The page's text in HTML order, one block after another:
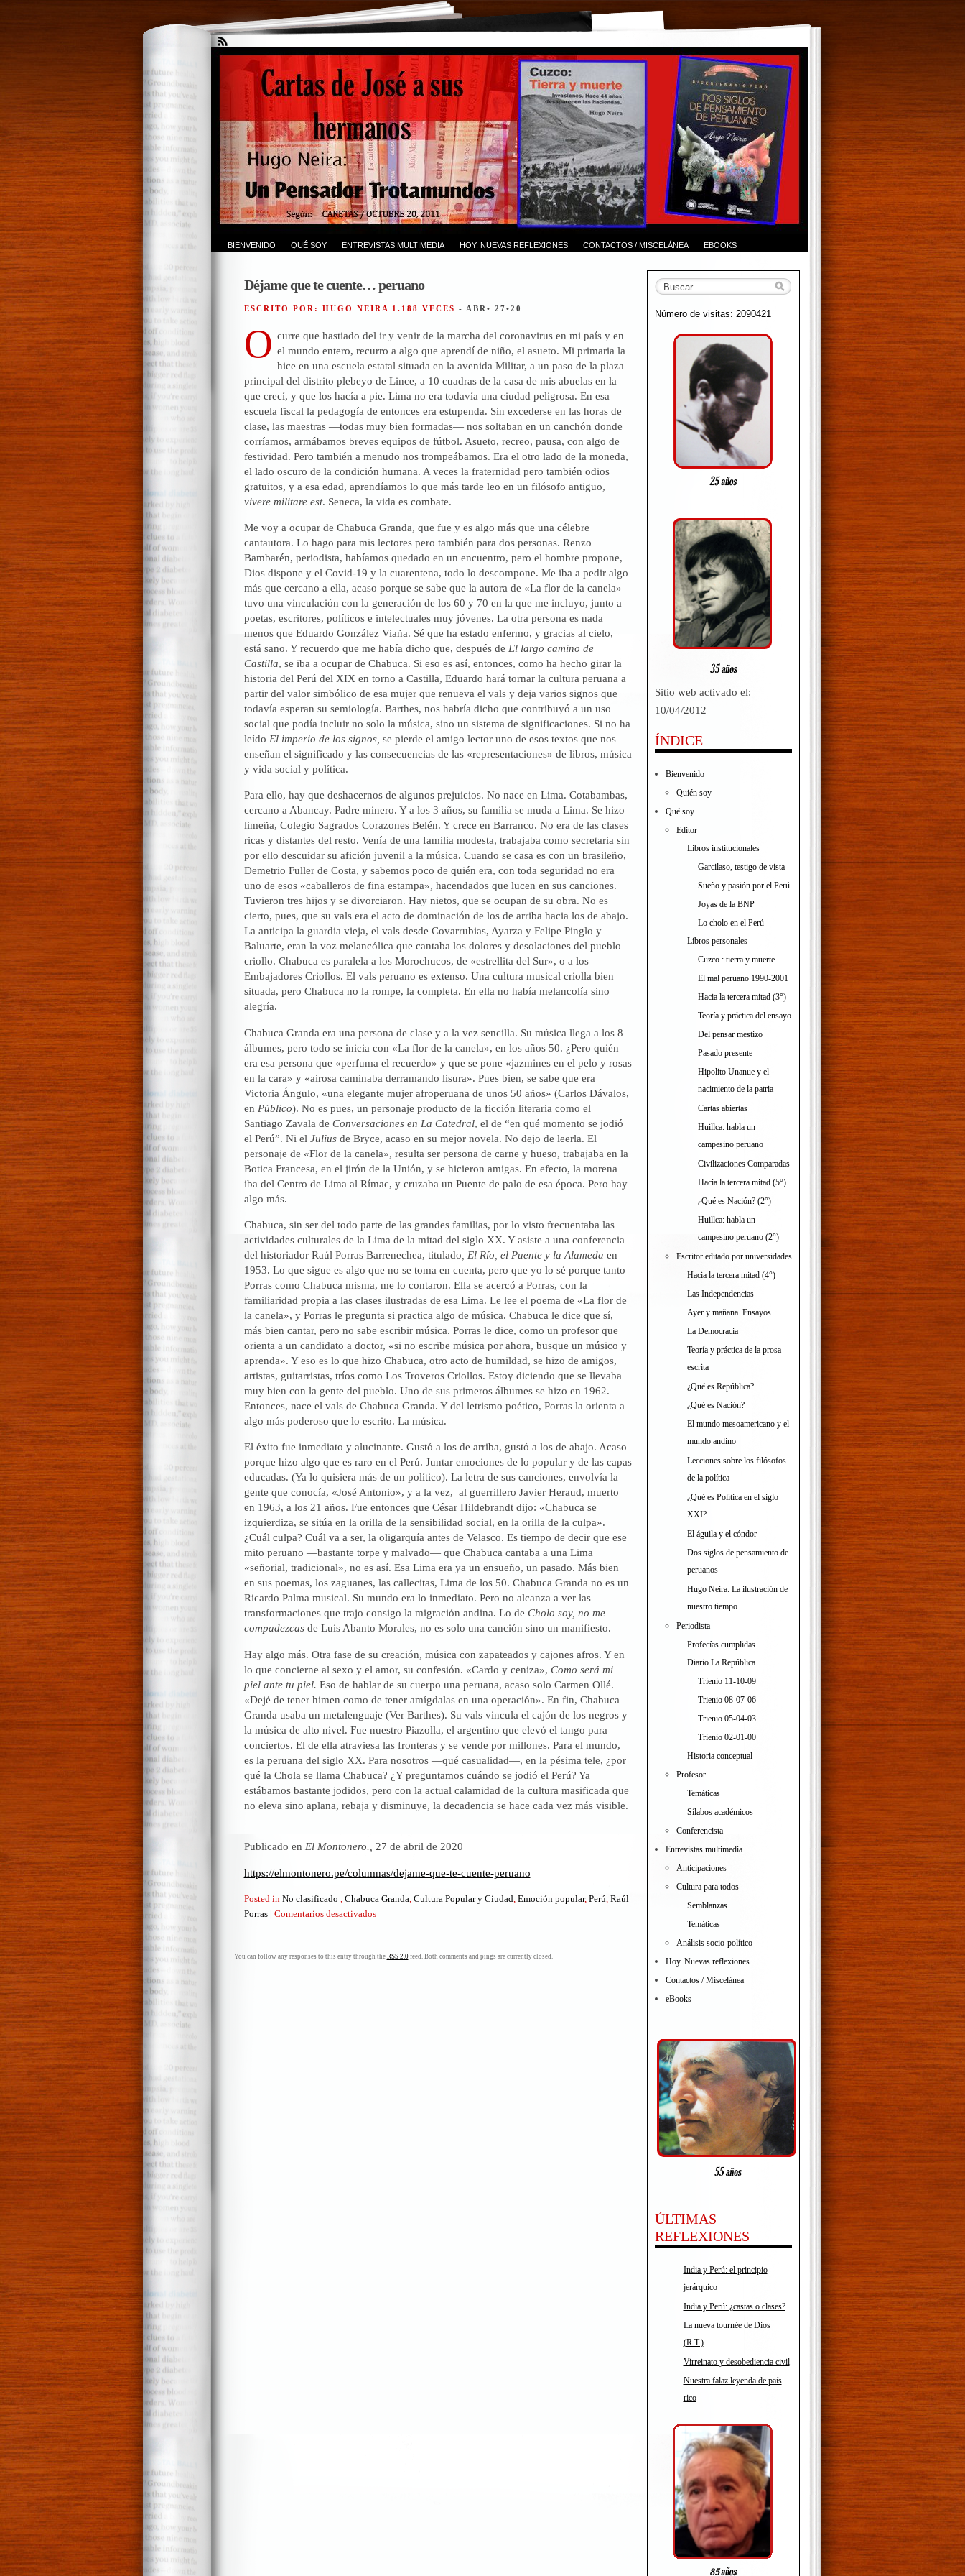
BIENVENIDO QUÉ SOY ENTREVISTAS MULTIMEDIA HOY. NUEVAS REFLEXIONES CONTACTOS / MISCELÁNEA EBOOKS
Déjame que te cuente… peruano
ESCRITO POR: HUGO NEIRA 1.188 VECES - ABR• 27•20
O curre que hastiado del ir y venir de la marcha del coronavirus en mi país y en
el mundo entero, recurro a algo que aprendí de niño, el asueto. Mi primaria la
hice en una escuela estatal situada en la avenida Militar, a un paso de la plaza
principal del distrito plebeyo de Lince, a 10 cuadras de la casa de mis abuelas en la
que crecí, y que los hacía a pie. Lima no era todavía una ciudad peligrosa. En esa
escuela fiscal la pedagogía de entonces era estupenda. Sin excederse en las horas de
clase, las maestras —todas muy bien formadas— nos soltaban en un canchón donde
corríamos, armábamos breves equipos de fútbol. Asueto, recreo, pausa, con algo de
festividad. Pero también a menudo nos trompeábamos. Era el otro lado de la moneda,
el lado oscuro de la condición humana. A veces la fraternidad pero también odios
gratuitos, y a esa edad, aprendíamos lo que más tarde leo en un filósofo antiguo,
vivere militare est. Seneca, la vida es combate.
Me voy a ocupar de Chabuca Granda, que fue y es algo más que una célebre
cantautora. Lo hago para mis lectores pero también para dos personas. Renzo
Bambarén, periodista, habíamos quedado en un encuentro, pero el hombre propone,
Dios dispone y el Covid-19 y la cuarentena, todo lo descompone. Me iba a pedir algo
más que cercano a ella, acaso porque se sabe que la autora de «La flor de la canela»
tuvo una vinculación con la generación de los 60 y 70 en la que me incluyo, junto a
poetas, escritores, políticos e intelectuales muy jóvenes. La otra persona es nada
menos que Eduardo González Viaña. Sé que ha estado enfermo, y gracias al cielo,
está sano. Y recuerdo que me había dicho que, después de El largo camino de
Castilla, se iba a ocupar de Chabuca. Si eso es así, entonces, como ha hecho girar la
historia del Perú del XIX en torno a Castilla, Eduardo hará tornar la cultura peruana a
partir del valor simbólico de esa mujer que renueva el vals y deja varios signos que
todavía esperan su semiología. Barthes, nos habría dicho que contribuyó a un uso
social que podía incluir no solo la música, sino un sistema de significaciones. Si no ha
leído El imperio de los signos, se pierde el amigo lector uno de esos textos que nos
enseñan el significado y las consecuencias de las «representaciones» de libros, música
y vida social y política.
Para ello, hay que deshacernos de algunos prejuicios. No nace en Lima. Cotabambas,
cercano a Abancay. Padre minero. Y a los 3 años, su familia se muda a Lima. Se hizo
limeña, Colegio Sagrados Corazones Belén. Y crece en Barranco. No era de las clases
ricas y distantes del resto. Venía de una familia modesta, trabajaba como secretaria sin
por ello descuidar su afición juvenil a la música. Cuando se casa es con un brasileño,
Demetrio Fuller de Costa, y sabemos poco de quién era, con toda seguridad no era
uno de esos «caballeros de fina estampa», hacendados que lucen en sus canciones.
Tuvieron tres hijos y se divorciaron. Hay nietos, que se ocupan de su obra. No es
cierto, pues, que su vals era el acto de dominación de los de arriba hacia los de abajo.
La anticipa la guardia vieja, el vals desde Covarrubias, Ayarza y Felipe Pinglo y
Baluarte, eran la voz melancólica que cantaba los dolores y desolaciones del pueblo
criollo. Chabuca es paralela a los Morochucos, de «estrellita del Sur», o a los
Embajadores Criollos. El vals peruano es extenso. Una cultura musical criolla bien
situada, pero Chabuca no la rompe, la completa. En ella no había melancolía sino
alegría.
Chabuca Granda era una persona de clase y a la vez sencilla. Su música llega a los 8
álbumes, pero todo se inicia con «La flor de la canela», en los años 50. ¿Pero quién
era esa persona que «perfuma el recuerdo» y que se pone «jazmines en el pelo y rosas
en la cara» y «airosa caminaba derramando lisura». Pues bien, se sabe que era
Victoria Ángulo, «una elegante mujer afroperuana de unos 50 años» (Carlos Dávalos,
en Público). No es pues, un personaje producto de la ficción literaria como el
Santiago Zavala de Conversaciones en La Catedral, el de “en qué momento se jodió
el Perú”. Ni el Juliusde Bryce, acaso en su mejor novela. No dejo de leerla. El
personaje de «Flor de la canela», resulta ser persona de carne y hueso, trabajaba en la
Botica Francesa, en el jirón de la Unión, y se hicieron amigas. En efecto, la morena
iba del Centro de Lima al Rímac, y cruzaba un Puente de palo de esa época. Pero hay
algo más.
Chabuca, sin ser del todo parte de las grandes familias, por lo visto frecuentaba las
actividades culturales de la Lima de la mitad del siglo XX. Y asiste a una conferencia
del historiador Raúl Porras Barrenechea, titulado , El Río, el Puente y la Alameda en
1953. Lo que sigue es algo que no se toma en cuenta, pero que yo lo sé porque tanto
Porras como Chabuca misma, me lo contaron. Ella se acercó a Porras, con la
familiaridad propia a las clases ilustradas de esa Lima. Le lee el poema de «La flor de
la canela», y Porras le pregunta si practica algo de música. Chabuca le dice que sí,
más bien cantar, pero no sabe escribir música. Porras le dice, como un profesor que
orienta a un candidato a doctor, «si no escribe música por ahora, busque un músico y
aprenda». Y eso es lo que hizo Chabuca, otro acto de humildad, se hizo de amigos,
artistas, guitarristas, tríos como Los Troveros Criollos. Estoy diciendo que se llevaba
muy bien con la gente del pueblo. Uno de sus primeros álbumes se hizo en 1962.
Entonces, nace el vals de Chabuca Granda. Y del letrismo poético, Porras la orienta a
algo más poderoso que lo escrito. La música.
El éxito fue inmediato y alucinante. Gustó a los de arriba, gustó a los de abajo. Acaso
porque hizo algo que es raro en el Perú. Juntar emociones de lo popular y de las capas
educadas. (Ya lo quisiera más de un político). La letra de sus canciones, envolvía la
gente que conocía, «José Antonio», y a la vez, al guerrillero Javier Heraud, muerto
en 1963, a los 21 años. Fue entonces que César Hildebrandt dijo: «Chabuca se
izquierdiza, se sitúa en la orilla de la sensibilidad social, en la orilla de la culpa».
¿Cuál culpa? Cuál va a ser, la oligarquía antes de Velasco. Es tiempo de decir que ese
mito peruano —bastante torpe y malvado— que Chabuca cantaba a una Lima
«señorial, tradicional», no es así. Esa Lima era ya un ensueño, un pasado. Más bien
en sus poemas, los zaguanes, las callecitas, Lima de los 50. Chabuca Granda no es un
Ricardo Palma musical. Su mundo era lo inmediato. Pero no alcanza a ver las
transformaciones que trajo consigo la migración andina. Lo de Cholo soy, no me
compadezcasde Luis Abanto Morales, no es solo una canción sino un manifiesto.
Hay algo más. Otra fase de su creación, música con zapateados y cajones afros. Y en
lo que concierne al sexo y el amor, su confesión. «Cardo y ceniza», Como será mi
piel ante tu piel. Eso de hablar de su cuerpo una peruana, acaso solo Carmen Ollé.
«Dejé de tener himen como de tener amígdalas en una operación». En fin, Chabuca
Granda usaba un metalenguaje (Ver Barthes). Su vals vincula el cajón de los negros y
la música de alto nivel. Fue nuestro Piazolla, el argentino que elevó el tango para
conciertos. El de ella atraviesa las fronteras y se vende por millones. Para el mundo,
es la peruana del siglo XX. Para nosotros —qué casualidad—, en la pésima tele, ¿por
qué la Chola se llama Chabuca? ¿Y preguntamos cuándo se jodió el Perú? Ya
estábamos bastante jodidos, pero con la actual calamidad de la cultura masificada que
no eleva sino aplana, rebaja y disminuye, la decadencia se hace cada vez más visible.
Publicado en El Montonero., 27 de abril de 2020
https://elmontonero.pe/columnas/dejame-que-te-cuente-peruano
Posted in No clasificado , Chabuca Granda, Cultura Popular y Ciudad, Emoción popular, Perú, Raúl
Porras | Comentarios desactivadosen
te
You can follow any responses to this entry through the RSS 2.0feed. Both comments and pings are currently closed.
Número de visitas: 2090421
Sitio web activado el:
10/04/2012
ÍNDICE
Bienvenido
Quién soy
Qué soy
Editor
Libros institucionales
Garcilaso, testigo de vista
Sueño y pasión por el Perú
Joyas de la BNP
Lo cholo en el Perú
Libros personales
Cuzco : tierra y muerte
El mal peruano 1990-2001
Hacia la tercera mitad (3°)
Teoría y práctica del ensayo
Del pensar mestizo
Pasado presente
Hipolito Unanue y el
nacimiento de la patria
Cartas abiertas
Huillca: habla un
campesino peruano
Civilizaciones Comparadas
Hacia la tercera mitad (5°)
¿Qué es Nación? (2°)
Huillca: habla un
campesino peruano (2°)
Escritor editado por universidades
Hacia la tercera mitad (4°)
Las Independencias
Ayer y mañana. Ensayos
La Democracia
Teoría y práctica de la prosa
escrita
¿Qué es República?
¿Qué es Nación?
El mundo mesoamericano y el
mundo andino
Lecciones sobre los filósofos
de la política
¿Qué es Política en el siglo
XXI?
El águila y el cóndor
Dos siglos de pensamiento de
peruanos
Hugo Neira: La ilustración de
nuestro tiempo
Periodista
Profecías cumplidas
Diario La República
Trienio 11-10-09
Trienio 08-07-06
Trienio 05-04-03
Trienio 02-01-00
Historia conceptual
Profesor
Temáticas
Sílabos académicos
Conferencista
Entrevistas multimedia
Anticipaciones
Cultura para todos
Semblanzas
Temáticas
Análisis socio-político
Hoy. Nuevas reflexiones
Contactos / Miscelánea
eBooks
ÚLTIMAS
REFLEXIONES
India y Perú: el principio
jerárquico
India y Perú: ¿castas o clases?
La nueva tournée de Dios
(R.T.)
Virreinato y desobediencia civil
Nuestra falaz leyenda de país
rico